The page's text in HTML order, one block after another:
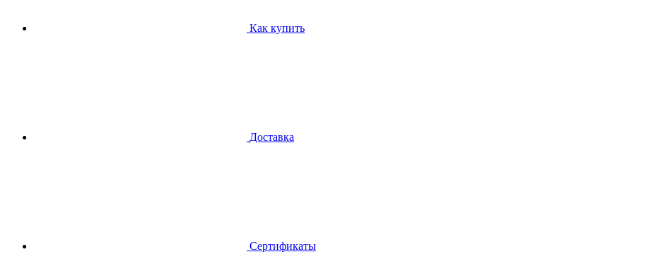
Как купить
Доставка
Сертификаты